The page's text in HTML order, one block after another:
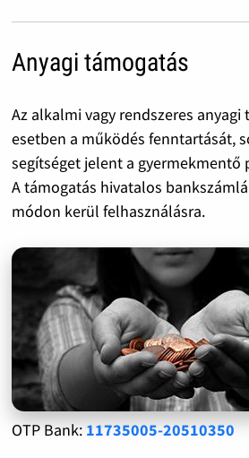
Anyagi támogatás
Az alkalmi vagy rendszeres anyagi
esetben a működés fenntartását,
segítséget jelent a gyermekmentő
A támogatás hivatalos
módon kerül felhasználásra.
OTP Bank: 11735005-20510350